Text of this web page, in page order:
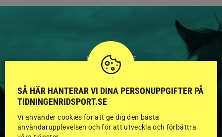
HINGSTAR ONLINE
GODKÄNDA HINGSTAR I
FLERA KATEGORIER MED
BILDER OCH FAKTA
SÅ HÄR HANTERAR VI DINA PERSONUPPGIFTER PÅ
TIDNINGENRIDSPORT.SE
Vi använder cookies för att ge dig den bästa
användarupplevelsen och för att utveckla och förbättra